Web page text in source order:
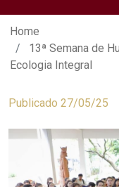
13ª Semana
Home
13ª Semana de
Ecologia Integral
Publicado 27/05/25